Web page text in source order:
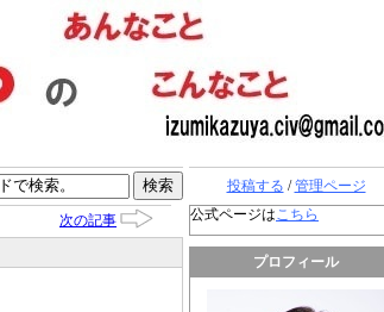
投稿する /管理ページ
公式ページはこちら
プロフィール
次の記事